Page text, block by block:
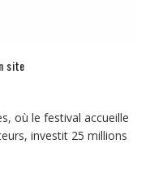
site
où le festival accueille
investit 25 millions